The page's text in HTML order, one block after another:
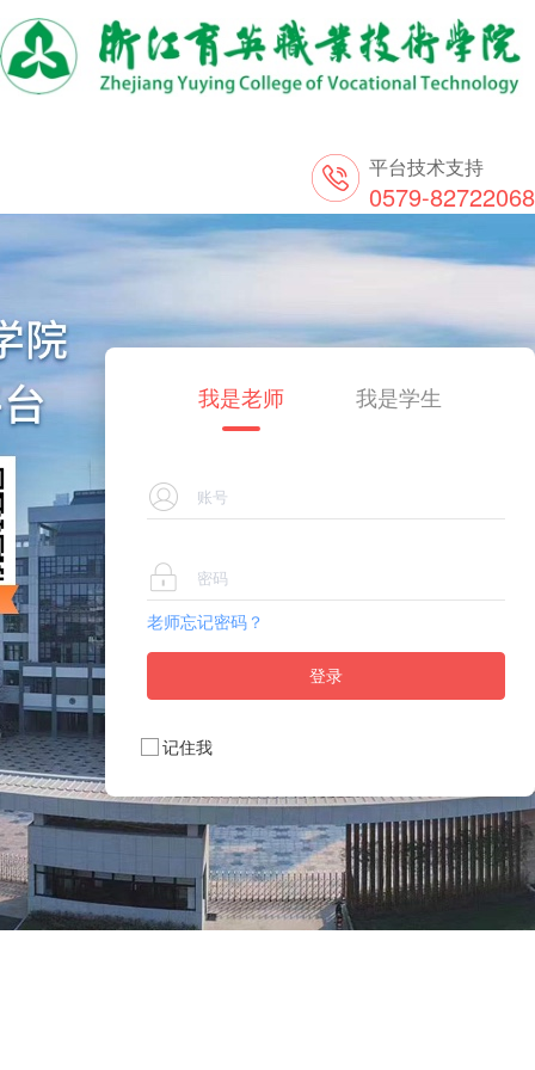
平台技术支持
0579-82722068
我是老师 我是学生
老师忘记密码？
登录
记住我